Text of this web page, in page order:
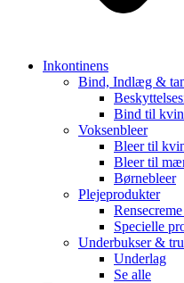
Inkontinens
Bind, Indlæg &
Bind til
Voksenbleer
Bleer til
Bleer til
Børnebleer
Plejeprodukter
Specielle
Underbukser &
Underlag
Se alle